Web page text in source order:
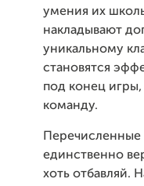
умения их
накладывают
уникальному
становятся
под конец
команду.
Перечисленные
единственно
хоть отбавляй.